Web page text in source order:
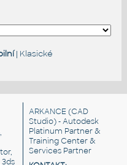
| Klasické
3ds
ARKANCE (CAD
Studio) - Autodesk
Platinum Partner &
Training Center &
Services Partner